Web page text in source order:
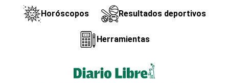
Horóscopos Resultados deportivos
Herramientas